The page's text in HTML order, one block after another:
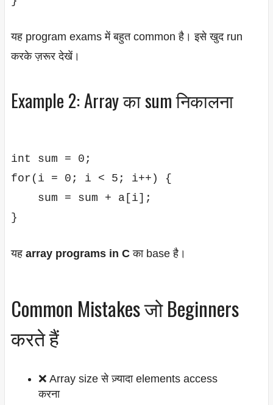
यह program exams में बहुत common है। इसे खुद run
करके ज़रूर देखें।
Example 2: Array का sum निकालना
int sum = 0;
for(i = 0; i < 5; i++) {
    sum = sum + a[i];
यह array programs in Cका base है।
Common Mistakes जो Beginners
करते हैं
❌ Array size से ज़्यादा elements access
करना